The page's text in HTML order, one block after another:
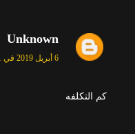
Unknown
6 أبريل 2019 في 1:11 م
كم التكلفه